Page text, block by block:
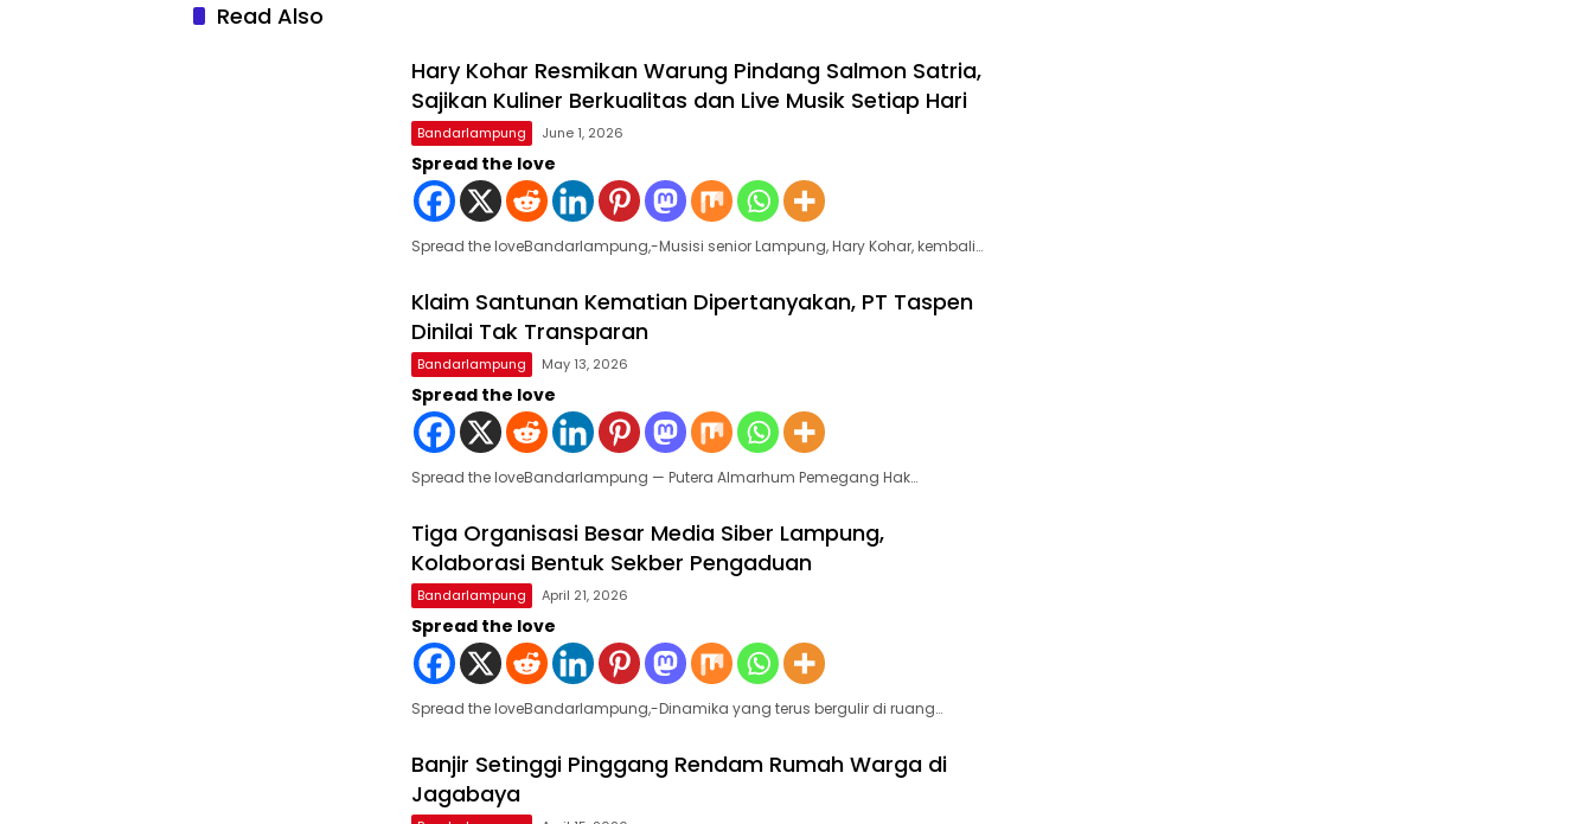
Read Also
Hary Kohar Resmikan Warung Pindang Salmon Satria,
Sajikan Kuliner Berkualitas dan Live Musik Setiap Hari
Bandarlampung June 1, 2026
Spread the love
Spread the loveBandarlampung,-Musisi senior Lampung, Hary Kohar, kembali…
Klaim Santunan Kematian Dipertanyakan, PT Taspen
Dinilai Tak Transparan
Bandarlampung May 13, 2026
Spread the love
Spread the loveBandarlampung — Putera Almarhum Pemegang Hak…
Tiga Organisasi Besar Media Siber Lampung,
Kolaborasi Bentuk Sekber Pengaduan
Bandarlampung April 21, 2026
Spread the love
Spread the loveBandarlampung,-Dinamika yang terus bergulir di ruang…
Banjir Setinggi Pinggang Rendam Rumah Warga di
Jagabaya